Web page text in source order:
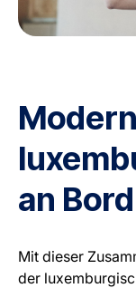
an Bord
Mit dieser
der